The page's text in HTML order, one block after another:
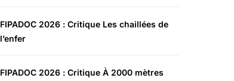
FIPADOC 2026 : Critique Les chaillées de
l’enfer
FIPADOC 2026 : Critique À 2000 mètres